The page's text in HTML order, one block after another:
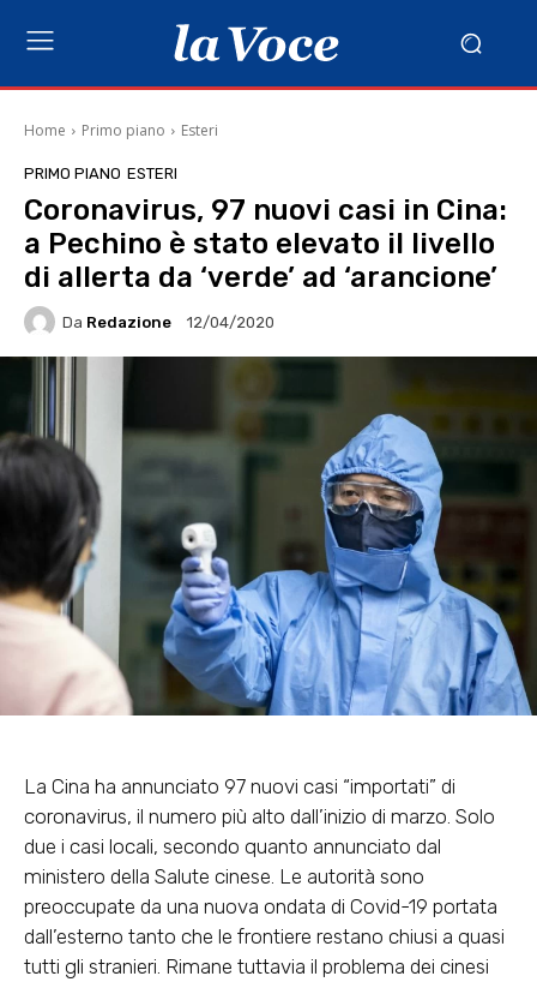
Home Primo piano Esteri
PRIMO PIANO ESTERI
Coronavirus, 97 nuovi casi in Cina:
a Pechino è stato elevato il livello
di allerta da ‘verde’ ad ‘arancione’
Da Redazione 12/04/2020
La Cina ha annunciato 97 nuovi casi “importati” di
coronavirus, il numero più alto dall’inizio di marzo. Solo
due i casi locali, secondo quanto annunciato dal
ministero della Salute cinese. Le autorità sono
preoccupate da una nuova ondata di Covid-19 portata
dall’esterno tanto che le frontiere restano chiusi a quasi
tutti gli stranieri. Rimane tuttavia il problema dei cinesi